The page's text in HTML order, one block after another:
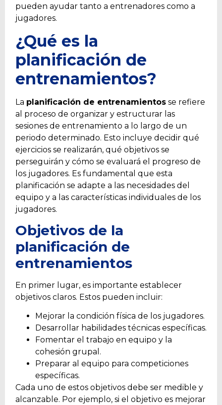
pueden ayudar tanto a entrenadores como a
jugadores.
¿Qué es la
planificación de
entrenamientos?
La planificación de entrenamientos se refiere
al proceso de organizar y estructurar las
sesiones de entrenamiento a lo largo de un
periodo determinado. Esto incluye decidir qué
ejercicios se realizarán, qué objetivos se
perseguirán y cómo se evaluará el progreso de
los jugadores. Es fundamental que esta
planificación se adapte a las necesidades del
equipo y a las características individuales de los
jugadores.
Objetivos de la
planificación de
entrenamientos
En primer lugar, es importante establecer
objetivos claros. Estos pueden incluir:
Mejorar la condición física de los jugadores.
Desarrollar habilidades técnicas específicas.
Fomentar el trabajo en equipo y la
cohesión grupal.
Preparar al equipo para competiciones
específicas.
Cada uno de estos objetivos debe ser medible y
alcanzable. Por ejemplo, si el objetivo es mejorar